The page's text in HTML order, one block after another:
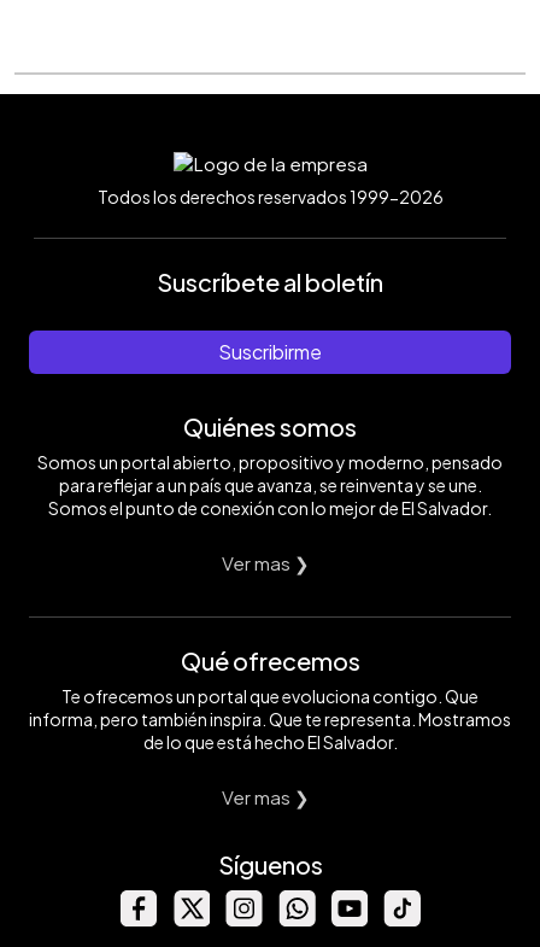
Todos los derechos reservados 1999-2026
Suscríbete al boletín
Suscribirme
Quiénes somos
Somos un portal abierto, propositivo y moderno, pensado
para reflejar a un país que avanza, se reinventa y se une.
Somos el punto de conexión con lo mejor de El Salvador.
Ver mas ❯
Qué ofrecemos
Te ofrecemos un portal que evoluciona contigo. Que
informa, pero también inspira. Que te representa. Mostramos
de lo que está hecho El Salvador.
Ver mas ❯
Síguenos